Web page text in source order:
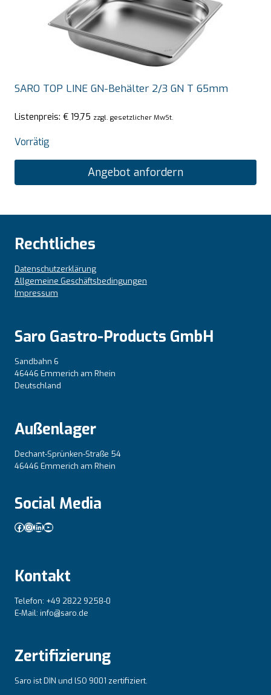
SARO TOP LINE GN-Behälter 2/3 GN T 65mm
Listenpreis: € 19,75 zzgl. gesetzlicher MwSt.
Vorrätig
Angebot anfordern
Rechtliches
Datenschutzerklärung
Allgemeine Geschäftsbedingungen
Impressum
Saro Gastro-Products GmbH
Sandbahn 6
46446 Emmerich am Rhein
Deutschland
Außenlager
Dechant-Sprünken-Straße 54
46446 Emmerich am Rhein
Social Media
Facebook
Instagram
LinkedIn
YouTube
Kontakt
Telefon: +49 2822 9258-0
E-Mail: info@saro.de
Zertifizierung
Saro ist DIN und lSO 9001 zertifiziert.